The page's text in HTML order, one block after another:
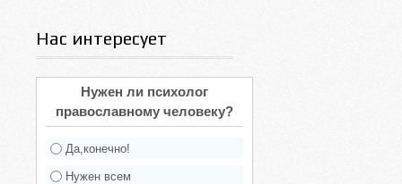
Нас интересует
Нужен ли психолог
православному человеку?
Да,конечно!
Нужен всем